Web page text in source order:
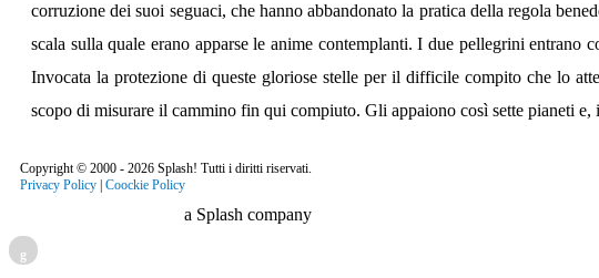
corruzione dei suoi seguaci, che hanno abbandonato la pratica della regola
scala sulla quale erano apparse le anime contemplanti. I due pellegrini
Invocata la protezione di queste gloriose stelle per il difficile compito che lo
scopo di misurare il cammino fin qui compiuto. Gli appaiono così sette pianeti e,
Copyright © 2000 - 2026 Splash! Tutti i diritti riservati.
Privacy Policy Coockie Policy
a Splash company
g